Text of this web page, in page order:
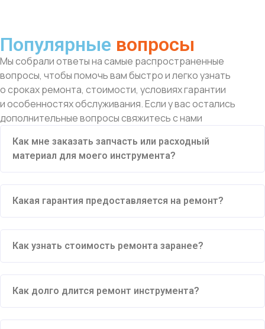
Популярные вопросы
Мы собрали ответы на самые распространенные
вопросы, чтобы помочь вам быстро и легко узнать
о сроках ремонта, стоимости, условиях гарантии
и особенностях обслуживания. Если у вас остались
дополнительные вопросы свяжитесь с нами
Как мне заказать запчасть или расходный
материал для моего инструмента?
Какая гарантия предоставляется на ремонт?
Как узнать стоимость ремонта заранее?
Как долго длится ремонт инструмента?